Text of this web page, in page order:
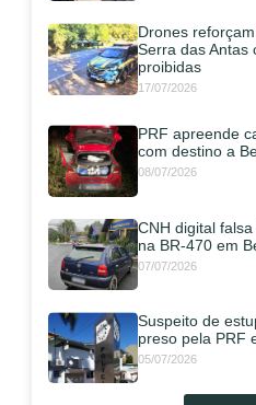
Drones
Serra das Antas
proibidas
17/07/2026
PRF apreende
com destino a
08/07/2026
CNH digital
na BR-470 em
07/07/2026
Suspeito de
preso pela PRF
05/07/2026